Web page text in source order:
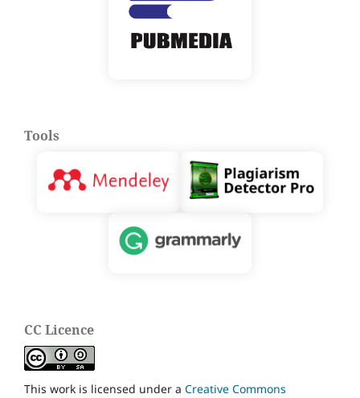
Tools
CC Licence
This work is licensed under a Creative Commons